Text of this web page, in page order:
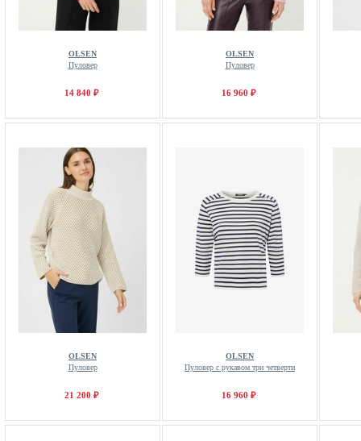
OLSEN
Пуловер
14 840 ₽
OLSEN
Пуловер
16 960 ₽
OLSEN
Пуловер
21 200 ₽
OLSEN
Пуловер с рукавом три четверти
16 960 ₽